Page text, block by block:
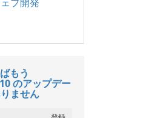
もう
のアップデー
ません